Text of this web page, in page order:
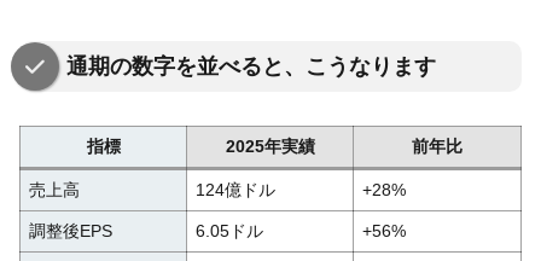
通期の数字を並べると、こうなります
指標 2025年実績 前年比
売上高 124億ドル +28%
調整後EPS 6.05ドル +56%